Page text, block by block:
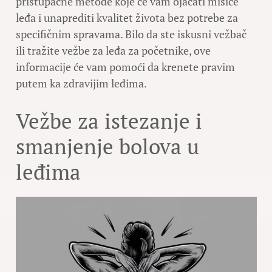
leđa i unaprediti kvalitet života bez potrebe za
specifičnim spravama. Bilo da ste iskusni vežbač
ili tražite vežbe za leđa za početnike, ove
informacije će vam pomoći da krenete pravim
putem ka zdravijim leđima.
Vežbe za istezanje i
smanjenje bolova u
leđima